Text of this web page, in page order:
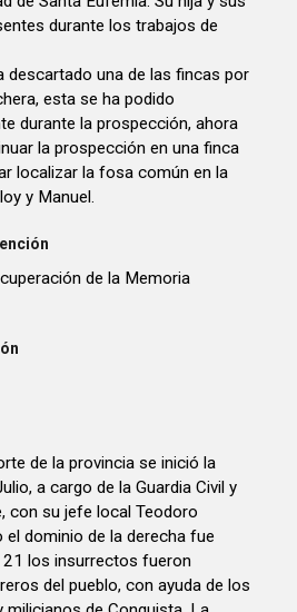
durante los trabajos de
descartado una de las fincas por
esta se ha podido
durante la prospección, ahora
la prospección en una finca
localizar la fosa común en la
y Manuel.
de la Memoria
de la provincia se inició la
a cargo de la Guardia Civil y
con su jefe local Teodoro
el dominio de la derecha fue
los insurrectos fueron
del pueblo, con ayuda de los